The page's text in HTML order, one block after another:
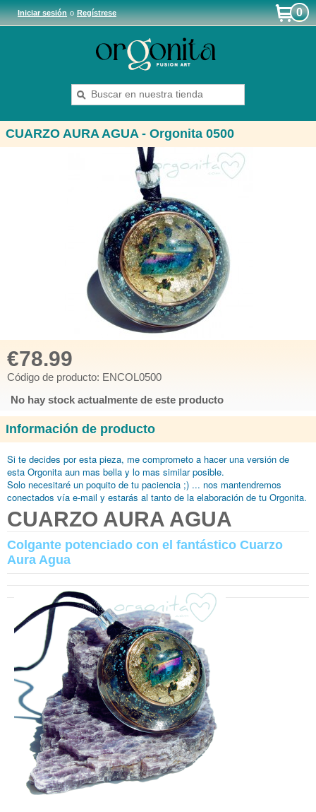
Iniciar sesiónoRegístrese 0
CUARZO AURA AGUA - Orgonita 0500
€78.99
Código de producto: ENCOL0500
No hay stock actualmente de este producto
Información de producto
Si te decides por esta pieza, me comprometo a hacer una versión de
esta Orgonita aun mas bella y lo mas similar posible.
Solo necesitaré un poquito de tu paciencia ;) ... nos mantendremos
conectados vía e-mail y estarás al tanto de la elaboración de tu Orgonita.
CUARZO AURA AGUA
Colgante potenciado con el fantástico Cuarzo
Aura Agua